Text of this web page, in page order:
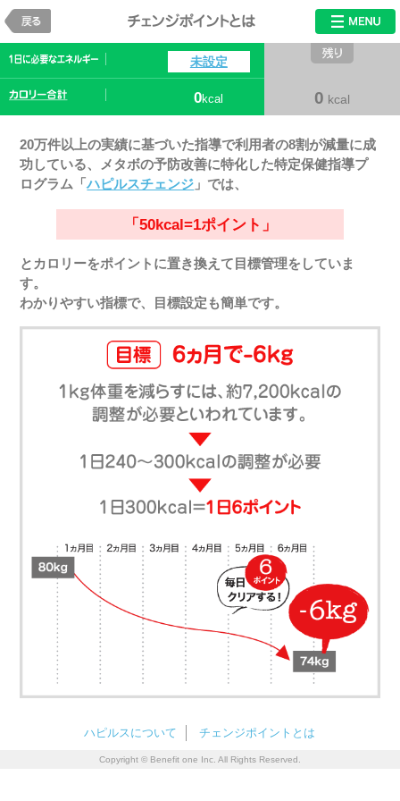
チェンジポイン
未設定
0kcal 0 kcal
20万件以上の実績に基づいた指導で利用者の8割が減量に成
功している、メタボの予防改善に特化した特定保健指導プ
ログラム「ハピルスチェンジ 」では、
「50kcal=1ポイント」
とカロリーをポイントに置き換えて目標管理をしていま
す。
わかりやすい指標で、目標設定も簡単です。
ハピルスについて チェンジポイントとは
Copyright © Benefit one Inc. All Rights Reserved.